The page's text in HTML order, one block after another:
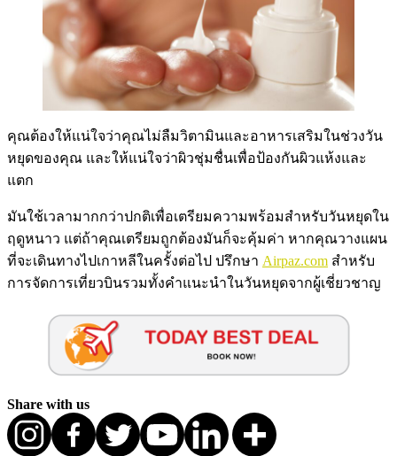
คุณต้องให้แน่ใจว่าคุณไม่ลืมวิตามินและอาหารเสริมในช่วงวัน
หยุดของคุณ และให้แน่ใจว่าผิวชุ่มชื่นเพื่อป้องกันผิวแห้งและ
แตก
มันใช้เวลามากกว่าปกติเพื่อเตรียมความพร้อมสำหรับวันหยุดใน
ฤดูหนาว แต่ถ้าคุณเตรียมถูกต้องมันก็จะคุ้มค่า หากคุณวางแผน
ที่จะเดินทางไปเกาหลีในครั้งต่อไป ปรึกษา Airpaz.com สำหรับ
การจัดการเที่ยวบินรวมทั้งคำแนะนำในวันหยุดจากผู้เชี่ยวชาญ
Share with us